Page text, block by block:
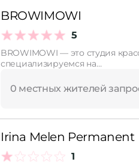
BROWIMOWI
5
BROWIMOWI — это студия
специализируемся на…
0 местных жителей
Irina Melen Permanent
1